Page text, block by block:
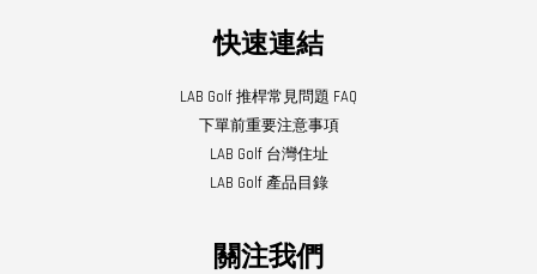
快速連結
LAB Golf 推桿常見問題 FAQ
下單前重要注意事項
LAB Golf 台灣住址
LAB Golf 產品目錄
關注我們